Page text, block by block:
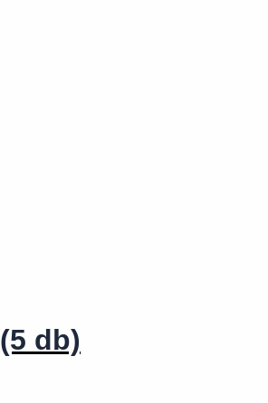
db)